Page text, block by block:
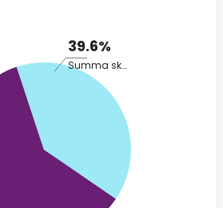
39.6%
Summa skatt